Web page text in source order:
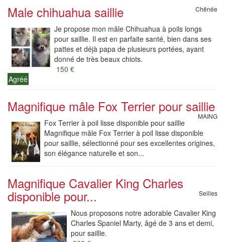
Male chihuahua saillie Chênée
Je propose mon mâle Chihuahua à poils longs
pour saillie. Il est en parfaite santé, bien dans ses
pattes et déjà papa de plusieurs portées, ayant
donné de très beaux chiots.
150 €
Agréé
Magnifique mâle Fox Terrier pour saillie
MAING
Fox Terrier à poil lisse disponible pour saillie
Magnifique mâle Fox Terrier à poil lisse disponible
pour saillie, sélectionné pour ses excellentes origines,
son élégance naturelle et son...
Magnifique Cavalier King Charles
disponible pour... Seilles
Nous proposons notre adorable Cavalier King
Charles Spaniel Marty, âgé de 3 ans et demi,
pour saillie.